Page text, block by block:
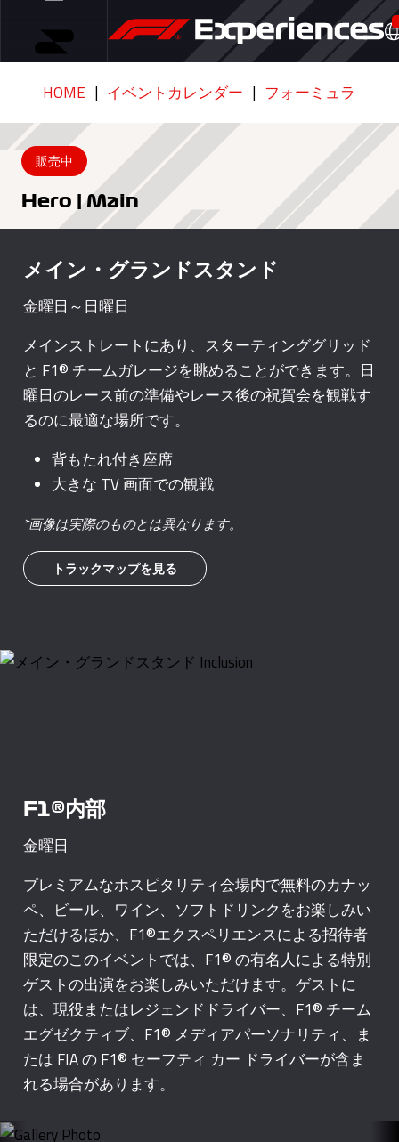
HOME イベントカレンダー フォーミュラ1 カ
販売中
Hero | Main
メイン・グランドスタンド
金曜日～日曜日
メインストレートにあり、スターティンググリッド
と F1® チームガレージを眺めることができます。日
曜日のレース前の準備やレース後の祝賀会を観戦す
るのに最適な場所です。
背もたれ付き座席
大きな TV 画面での観戦
*画像は実際のものとは異なります。
トラックマップを見る
F1®内部
金曜日
プレミアムなホスピタリティ会場内で無料のカナッ
ペ、ビール、ワイン、ソフトドリンクをお楽しみい
ただけるほか、F1®エクスペリエンスによる招待者
限定のこのイベントでは、F1® の有名人による特別
ゲストの出演をお楽しみいただけます。ゲストに
は、現役またはレジェンドドライバー、F1® チーム
エグゼクティブ、F1® メディアパーソナリティ、ま
たは FIA の F1® セーフティ カー ドライバーが含ま
れる場合があります。